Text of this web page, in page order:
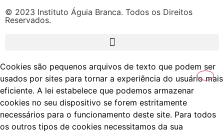
© 2023 Instituto Águia Branca. Todos os Direitos
Reservados.
Cookies são pequenos arquivos de texto que podem ser
usados por sites para tornar a experiência do usuário mais
eficiente. A lei estabelece que podemos armazenar
cookies no seu dispositivo se forem estritamente
necessários para o funcionamento deste site. Para todos
os outros tipos de cookies necessitamos da sua